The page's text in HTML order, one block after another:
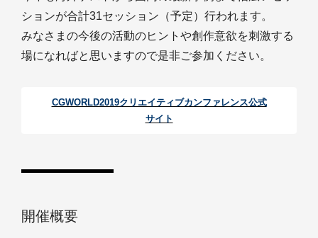
ションが合計31セッション（予定）行われます。
みなさまの今後の活動のヒントや創作意欲を刺激する
場になればと思いますので是非ご参加ください。
CGWORLD2019クリエイティブカンファレンス公式
サイト
開催概要